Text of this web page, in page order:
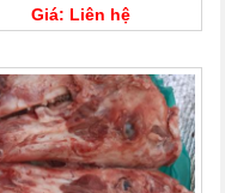
Giá: Liên hệ